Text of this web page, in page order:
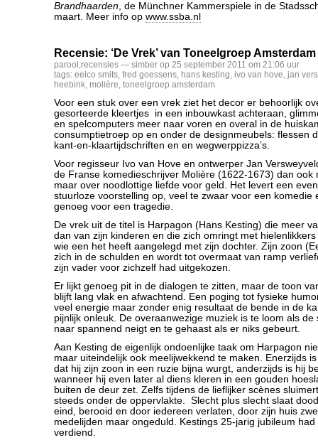
Brandhaarden, de Münchner Kammerspiele in de
maart. Meer info op www.ssba.nl
Recensie: ‘De Vrek’ van Toneelgroep Amsterdam
parool ,recensies — simber op 25 september 2011 om 21:06 uur
tags: eelco smits, fred goessens, hans kesting, ivo van hove, jan
heebink, molière, toneelgroep amsterdam
Voor een stuk over een vrek ziet het decor er behoorlijk
gesorteerde kleertjes in een inbouwkast achteraan,
en spelcomputers meer naar voren en overal in de
consumptietroep op en onder de designmeubels: flessen
kant-en-klaartijdschriften en en wegwerppizza’s.
Voor regisseur Ivo van Hove en ontwerper Jan
de Franse komedieschrijver Molière (1622-1673) dan ook
maar over noodlottige liefde voor geld. Het levert een
stuurloze voorstelling op, veel te zwaar voor een komedie
genoeg voor een tragedie.
De vrek uit de titel is Harpagon (Hans Kesting) die meer
dan van zijn kinderen en die zich omringt met
wie een het heeft aangelegd met zijn dochter. Zijn zoon
zich in de schulden en wordt tot overmaat van ramp
zijn vader voor zichzelf had uitgekozen.
Er lijkt genoeg pit in de dialogen te zitten, maar de toon
blijft lang vlak en afwachtend. Een poging tot fysieke
veel energie maar zonder enig resultaat de bende in de
pijnlijk onleuk. De overaanwezige muziek is te loom als de
naar spannend neigt en te gehaast als er niks gebeurt.
Aan Kesting de eigenlijk ondoenlijke taak om Harpagon
maar uiteindelijk ook meelijwekkend te maken. Enerzijds
dat hij zijn zoon in een ruzie bijna wurgt, anderzijds is hij
wanneer hij even later al diens kleren in een gouden
buiten de deur zet. Zelfs tijdens de lieflijker scènes
steeds onder de oppervlakte. Slecht plus slecht slaat
eind, berooid en door iedereen verlaten, door zijn huis
medelijden maar ongeduld. Kestings 25-jarig jubileum
verdiend.